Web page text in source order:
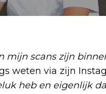
mijn scans zijn
weten via zijn
heb en eigenlijk